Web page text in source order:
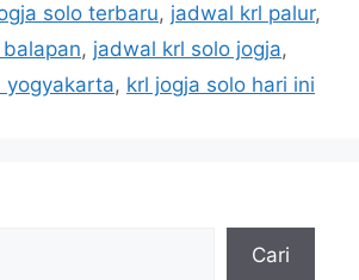
solo terbaru, jadwal krl palur,
, jadwal krl solo jogja,
yogyakarta, krl jogja solo hari ini
Cari